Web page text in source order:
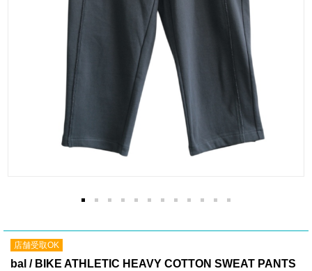
店舗受取OK
bal / BIKE ATHLETIC HEAVY COTTON SWEAT PANTS